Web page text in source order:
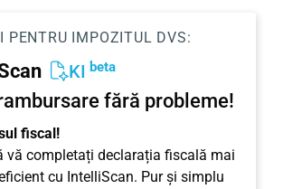
PENTRU IMPOZITUL DVS:
KI beta
fără probleme!
fiscal!
vă completați declarația fiscală mai
cu IntelliScan. Pur și simplu